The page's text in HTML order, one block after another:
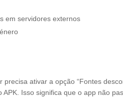
em servidores externos
ativar a opção “Fontes
Isso significa que o app não